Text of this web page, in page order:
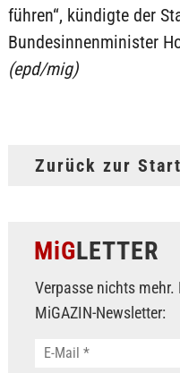
führen“, kündigte der
Bundesinnenminister
(epd/mig)
Zurück zur
MiGLETTER
Verpasse nichts
MiGAZIN-Newsletter: